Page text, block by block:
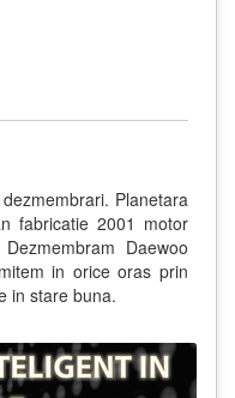
Planetara
fabricatie 2001 motor
Daewoo
in orice oras prin
in stare buna.